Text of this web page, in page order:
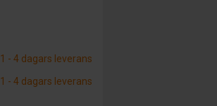
1 - 4 dagars leverans
1 - 4 dagars leverans